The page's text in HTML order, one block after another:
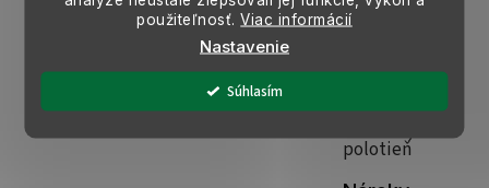
použiteľnosť.Viac informácií
Nastavenie
Súhlasím
Hnojenie:
ko:
Slnečné,
polotieň